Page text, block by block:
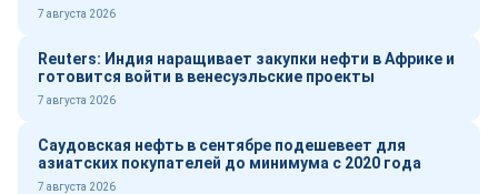
7 августа 2026
Reuters: Индия наращивает закупки нефти в Африке и
готовится войти в венесуэльские проекты
7 августа 2026
Саудовская нефть в сентябре подешевеет для
азиатских покупателей до минимума с 2020 года
7 августа 2026